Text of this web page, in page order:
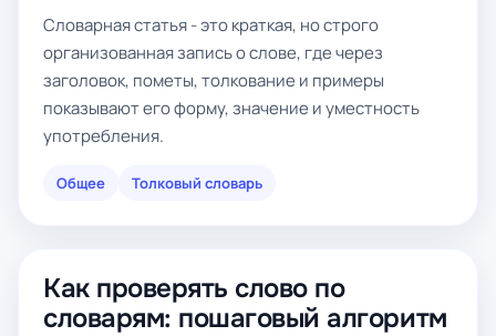
Словарная статья - это краткая, но строго
организованная запись о слове, где через
заголовок, пометы, толкование и примеры
показывают его форму, значение и уместность
употребления.
Общее Толковый словарь
Как проверять слово по
словарям: пошаговый алгоритм